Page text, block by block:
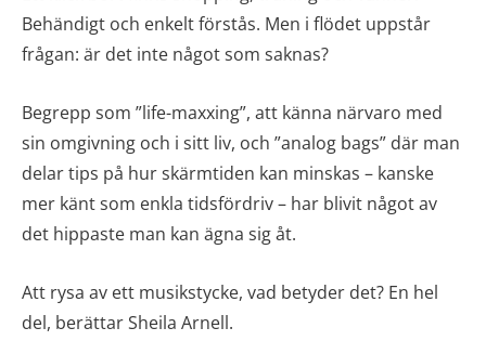
Behändigt och enkelt förstås. Men i flödet uppstår
frågan: är det inte något som saknas?
Begrepp som ”life-maxxing”, att känna närvaro med
sin omgivning och i sitt liv, och ”analog bags” där man
delar tips på hur skärmtiden kan minskas – kanske
mer känt som enkla tidsfördriv – har blivit något av
det hippaste man kan ägna sig åt.
Att rysa av ett musikstycke, vad betyder det? En hel
del, berättar Sheila Arnell.